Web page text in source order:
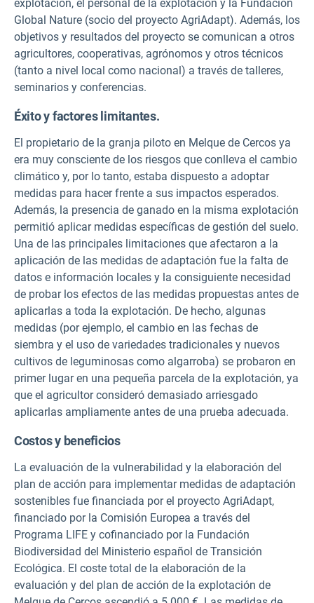
explotación, el personal de la explotación y la Fundación
Global Nature (socio del proyecto AgriAdapt). Además, los
objetivos y resultados del proyecto se comunican a otros
agricultores, cooperativas, agrónomos y otros técnicos
(tanto a nivel local como nacional) a través de talleres,
seminarios y conferencias.
Éxito y factores limitantes.
El propietario de la granja piloto en Melque de Cercos ya
era muy consciente de los riesgos que conlleva el cambio
climático y, por lo tanto, estaba dispuesto a adoptar
medidas para hacer frente a sus impactos esperados.
Además, la presencia de ganado en la misma explotación
permitió aplicar medidas específicas de gestión del suelo.
Una de las principales limitaciones que afectaron a la
aplicación de las medidas de adaptación fue la falta de
datos e información locales y la consiguiente necesidad
de probar los efectos de las medidas propuestas antes de
aplicarlas a toda la explotación. De hecho, algunas
medidas (por ejemplo, el cambio en las fechas de
siembra y el uso de variedades tradicionales y nuevos
cultivos de leguminosas como algarroba) se probaron en
primer lugar en una pequeña parcela de la explotación, ya
que el agricultor consideró demasiado arriesgado
aplicarlas ampliamente antes de una prueba adecuada.
Costos y beneficios
La evaluación de la vulnerabilidad y la elaboración del
plan de acción para implementar medidas de adaptación
sostenibles fue financiada por el proyecto AgriAdapt,
financiado por la Comisión Europea a través del
Programa LIFE y cofinanciado por la Fundación
Biodiversidad del Ministerio español de Transición
Ecológica. El coste total de la elaboración de la
evaluación y del plan de acción de la explotación de